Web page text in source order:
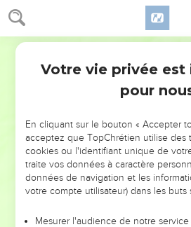
NE MANQUEZ PAS
DE
ET SI LEURS ERREURS
VOTRES ?
leur foi ou leur vision. Mais on voit
Votre vie privée
pour
En cliquant sur le bouton « Accepter
acceptez que TopChrétien utilise des
cookies ou l'identifiant unique de
traite vos données à caractère
données de navigation et les
votre compte utilisateur) dans les buts
Mesurer l'audience de notre service